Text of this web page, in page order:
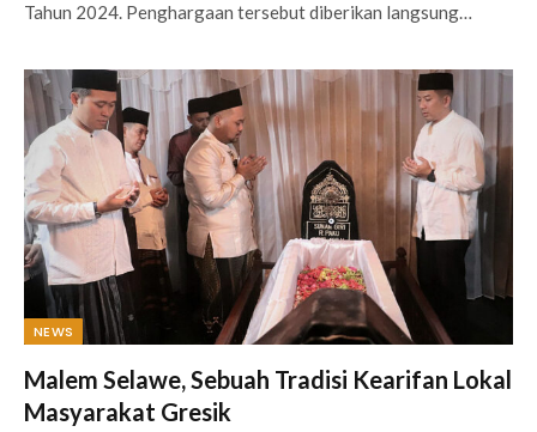
Tahun 2024. Penghargaan tersebut diberikan langsung…
NEWS
Malem Selawe, Sebuah Tradisi Kearifan Lokal
Masyarakat Gresik